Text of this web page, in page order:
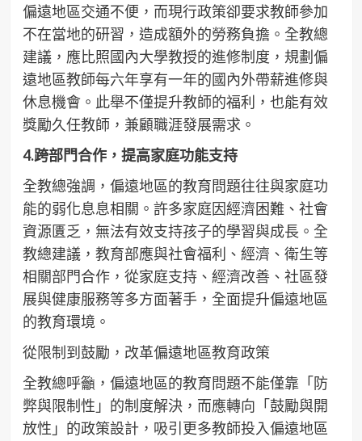
偏遠地區交通不便，而現行政策卻要求教師參加
不在當地的研習，造成額外的勞務負擔。全教總
建議，應比照國內大學教授的進修制度，規劃偏
遠地區教師每六年享有一年的國內外帶薪進修與
休息機會。此舉不僅提升教師的福利，也能有效
獎勵久任教師，兼顧職涯發展需求。
4.跨部門合作，提高家庭功能支持
全教總強調，偏遠地區的教育問題往往與家庭功
能的弱化息息相關。許多家庭因經濟困難、社會
資源匱乏，無法有效支持孩子的學習與成長。全
教總建議，教育部應與社會福利、經濟、衛生等
相關部門合作，從家庭支持、經濟改善、社區發
展與健康服務等多方面著手，全面提升偏遠地區
的教育環境。
從限制到鼓勵，改革偏遠地區教育政策
全教總呼籲，偏遠地區的教育問題不能僅靠「防
弊與限制性」的制度解決，而應轉向「鼓勵與開
放性」的政策設計，吸引更多教師投入偏遠地區